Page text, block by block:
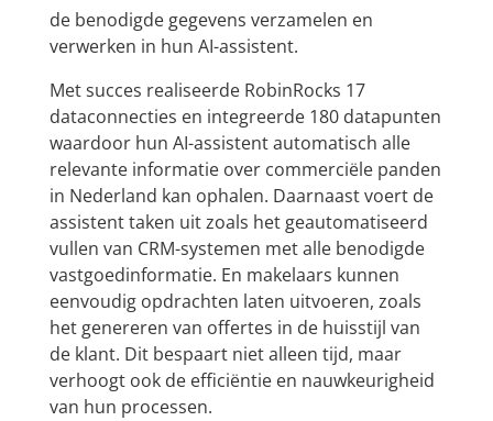
de benodigde gegevens verzamelen en
verwerken in hun AI-assistent.
Met succes realiseerde RobinRocks 17
dataconnecties en integreerde 180 datapunten
waardoor hun AI-assistent automatisch alle
relevante informatie over commerciële panden
in Nederland kan ophalen. Daarnaast voert de
assistent taken uit zoals het geautomatiseerd
vullen van CRM-systemen met alle benodigde
vastgoedinformatie. En makelaars kunnen
eenvoudig opdrachten laten uitvoeren, zoals
het genereren van offertes in de huisstijl van
de klant. Dit bespaart niet alleen tijd, maar
verhoogt ook de efficiëntie en nauwkeurigheid
van hun processen.